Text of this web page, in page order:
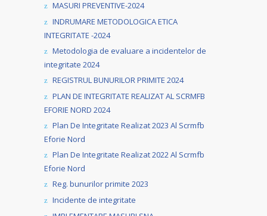
MASURI PREVENTIVE-2024
INDRUMARE METODOLOGICA ETICA
INTEGRITATE -2024
Metodologia de evaluare a incidentelor de
integritate 2024
REGISTRUL BUNURILOR PRIMITE 2024
PLAN DE INTEGRITATE REALIZAT AL SCRMFB
EFORIE NORD 2024
Plan De Integritate Realizat 2023 Al Scrmfb
Eforie Nord
Plan De Integritate Realizat 2022 Al Scrmfb
Eforie Nord
Reg. bunurilor primite 2023
Incidente de integritate